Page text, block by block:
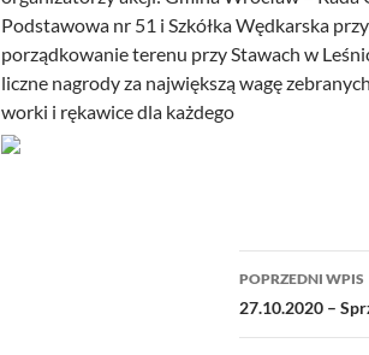
Podstawowa nr 51 i Szkółka Wędkarska
porządkowanie terenu przy Stawach w
liczne nagrody za największą wagę
worki i rękawice dla każdego
Nawigacja
wpisu
POPRZEDNI WPIS
27.10.2020 –